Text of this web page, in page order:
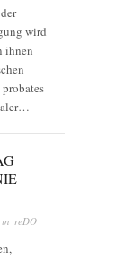
wird
ihnen
inreDO